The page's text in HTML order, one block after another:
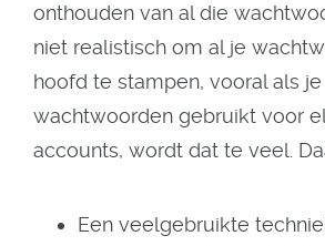
onthouden van al die
niet realistisch om al je
hoofd te stampen, vooral als
wachtwoorden gebruikt voor
accounts, wordt dat te veel.
Een veelgebruikte